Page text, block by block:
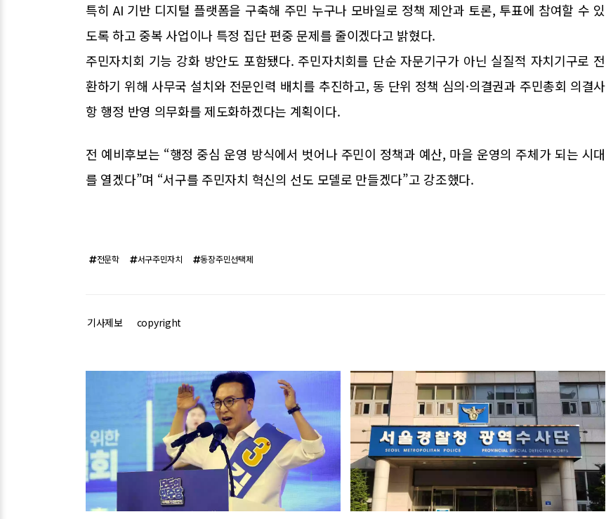
특히 AI 기반 디지털 플랫폼을 구축해 주민 누구나 모바일로 정책 제안과 토론, 투표에 참여할 수 있
도록 하고 중복 사업이나 특정 집단 편중 문제를 줄이겠다고 밝혔다.
주민자치회 기능 강화 방안도 포함됐다. 주민자치회를 단순 자문기구가 아닌 실질적 자치기구로 전
환하기 위해 사무국 설치와 전문인력 배치를 추진하고, 동 단위 정책 심의·의결권과 주민총회 의결사
항 행정 반영 의무화를 제도화하겠다는 계획이다.
전 예비후보는 “행정 중심 운영 방식에서 벗어나 주민이 정책과 예산, 마을 운영의 주체가 되는 시대
를 열겠다”며 “서구를 주민자치 혁신의 선도 모델로 만들겠다”고 강조했다.
전문학 서구주민자치 동장주민선택제
기사제보 copyright
관련기사